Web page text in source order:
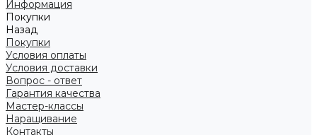
Информация
Покупки
Назад
Покупки
Условия оплаты
Условия доставки
Вопрос - ответ
Гарантия качества
Мастер-классы
Наращивание
Контакты